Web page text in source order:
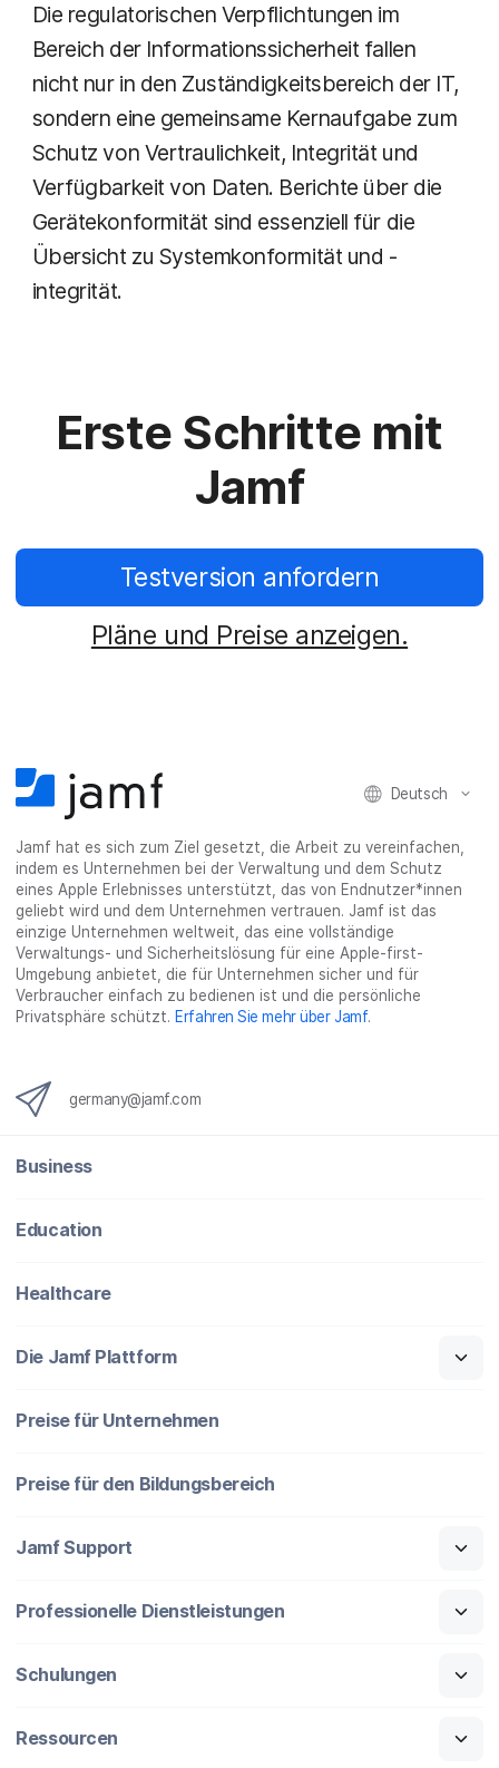
Die regulatorischen Verpflichtungen im
Bereich der Informationssicherheit fallen
nicht nur in den Zuständigkeitsbereich der IT,
sondern eine gemeinsame Kernaufgabe zum
Schutz von Vertraulichkeit, Integrität und
Verfügbarkeit von Daten. Berichte über die
Gerätekonformität sind essenziell für die
Übersicht zu Systemkonformität und -
integrität.
Erste Schritte mit
Jamf
Testversion anfordern
Pläne und Preise anzeigen.
Deutsch
Jamf hat es sich zum Ziel gesetzt, die Arbeit zu vereinfachen,
indem es Unternehmen bei der Verwaltung und dem Schutz
eines Apple Erlebnisses unterstützt, das von Endnutzer*innen
geliebt wird und dem Unternehmen vertrauen. Jamf ist das
einzige Unternehmen weltweit, das eine vollständige
Verwaltungs- und Sicherheitslösung für eine Apple-first-
Umgebung anbietet, die für Unternehmen sicher und für
Verbraucher einfach zu bedienen ist und die persönliche
Privatsphäre schützt. Erfahren Sie mehr über Jamf.
germany@jamf.com
Business
Education
Healthcare
Die Jamf Plattform
Preise für Unternehmen
Preise für den Bildungsbereich
Jamf Support
Professionelle Dienstleistungen
Schulungen
Ressourcen